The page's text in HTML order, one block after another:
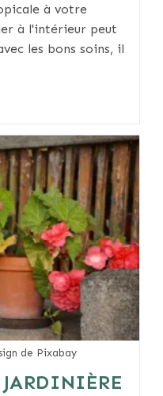
à votre
à l'intérieur peut
les bons soins, il
de Pixabay